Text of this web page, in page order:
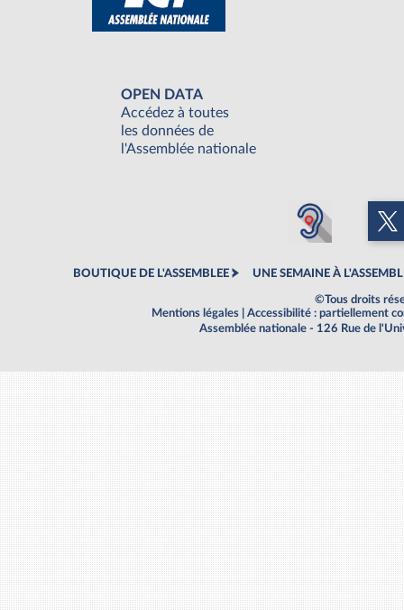
OPEN DATA
Accédez à toutes
les données de
l'Assemblée nationale
BOUTIQUE DE L'ASSEMBLEE UNE SEMAINE À
©Tous droits
Mentions légales
Accessibilité : partiellement
Assemblée nationale - 126 Rue de